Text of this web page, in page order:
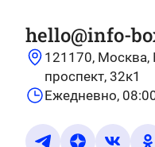
hello@info-
121170, Москва,
проспект, 32к1
Ежедневно,